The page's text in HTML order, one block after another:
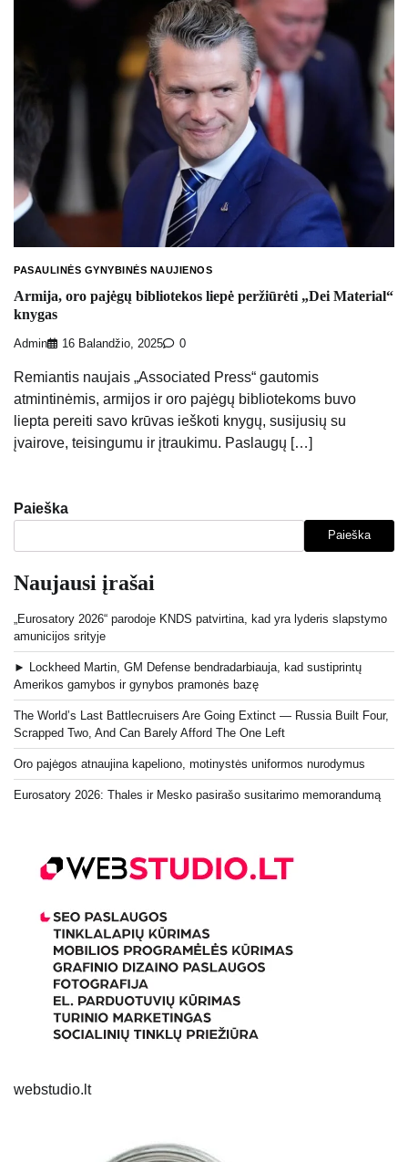
PASAULINĖS GYNYBINĖS NAUJIENOS
Armija, oro pajėgų bibliotekos liepė peržiūrėti „Dei Material“
knygas
Admin 16 Balandžio, 2025 0
Remiantis naujais „Associated Press“ gautomis
atmintinėmis, armijos ir oro pajėgų bibliotekoms buvo
liepta pereiti savo krūvas ieškoti knygų, susijusių su
įvairove, teisingumu ir įtraukimu. Paslaugų […]
Paieška
Paieška
Naujausi įrašai
„Eurosatory 2026“ parodoje KNDS patvirtina, kad yra lyderis slapstymo
amunicijos srityje
► Lockheed Martin, GM Defense bendradarbiauja, kad sustiprintų
Amerikos gamybos ir gynybos pramonės bazę
The World’s Last Battlecruisers Are Going Extinct — Russia Built Four,
Scrapped Two, And Can Barely Afford The One Left
Oro pajėgos atnaujina kapeliono, motinystės uniformos nurodymus
Eurosatory 2026: Thales ir Mesko pasirašo susitarimo memorandumą
webstudio.lt